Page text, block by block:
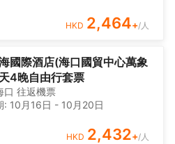
HKD 2,464+/人
國際酒店(海口國貿中心萬象
4晚自由行套票
口 往返機票
: 10月16日 - 10月20日
HKD 2,432+/人